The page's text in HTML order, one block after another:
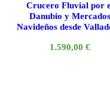
Crucero Fluvial por
Danubio y Mercados
Navideños desde
1.590,00 €